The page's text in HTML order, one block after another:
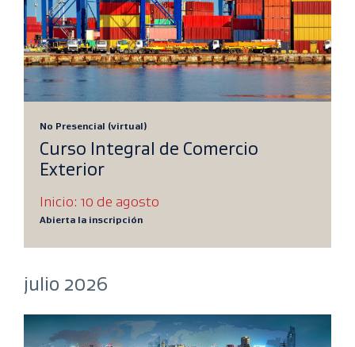
No Presencial (virtual)
Curso Integral de Comercio
Exterior
Inicio: 10 de agosto
Abierta la inscripción
julio 2026